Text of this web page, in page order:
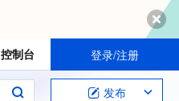
控制台 登录/注册
发布